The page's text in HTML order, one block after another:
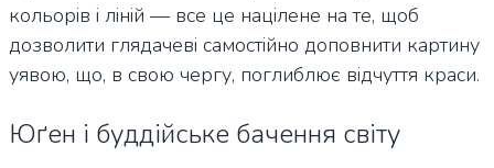
кольорів і ліній — все це націлене на те, щоб
дозволити глядачеві самостійно доповнити картину
уявою, що, в свою чергу, поглиблює відчуття краси.
Юґен і буддійське бачення світу